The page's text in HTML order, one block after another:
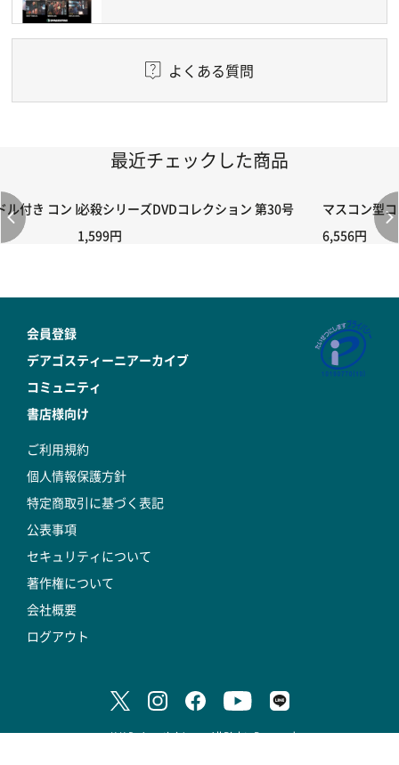
よくある質問
最近チェックした商品
付き コントローラー＆ポイント切り替えスイッチRC-02/C002 /
必殺シリーズDVDコレクション 第30号
1,599円
マスコン型
6,556円
会員登録
デアゴスティーニアーカイブ
コミュニティ
書店様向け
ご利用規約
個人情報保護方針
特定商取引に基づく表記
公表事項
セキュリティについて
著作権について
会社概要
ログアウト
© K.K.DeAgostini Japan All Rights Reserved.